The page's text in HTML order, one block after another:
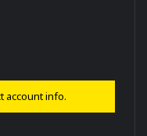
account info.